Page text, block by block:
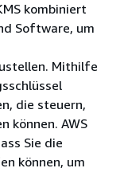
kombiniert
Software, um
Mithilfe
die steuern,
können. AWS
Sie die
können, um